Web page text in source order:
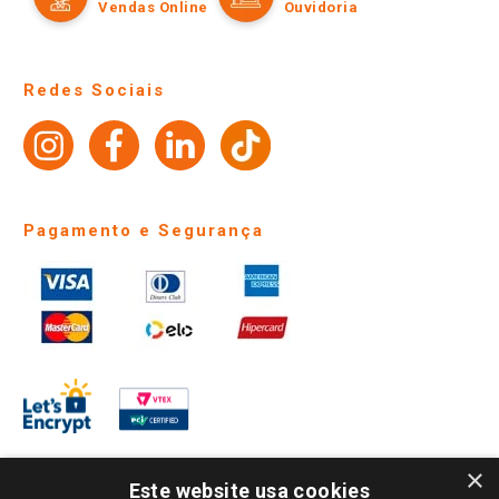
Amigo Giassi
Perguntas frequentes
Identidade Visual
Políticas de entrega
Vendas Online
Ouvidoria
Redes Sociais
Pagamento e Segurança
×
Este website usa cookies